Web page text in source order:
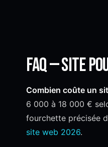
FAQ — Site
Combien coûte un
6 000 à 18 000 €
fourchette précisée
site web 2026.